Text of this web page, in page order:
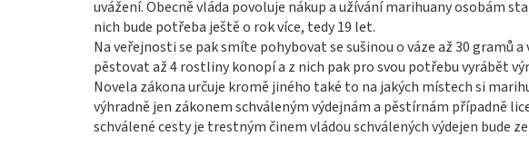
uvážení. Obecně vláda povoluje nákup a užívání marihuany osobám
nich bude potřeba ještě o rok více, tedy 19 let.
Na veřejnosti se pak smíte pohybovat se sušinou o váze až 30 gramů
pěstovat až 4 rostliny konopí a z nich pak pro svou potřebu vyrábět
Novela zákona určuje kromě jiného také to na jakých místech si
výhradně jen zákonem schváleným výdejnám a pěstírnám případně
schválené cesty je trestným činem vládou schválených výdejen bude